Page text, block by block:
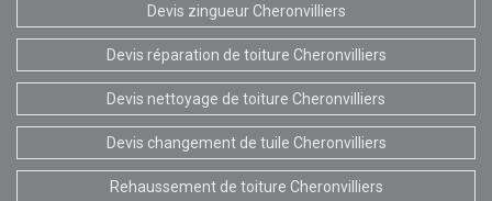
Devis zingueur Cheronvilliers
Devis réparation de toiture Cheronvilliers
Devis nettoyage de toiture Cheronvilliers
Devis changement de tuile Cheronvilliers
Rehaussement de toiture Cheronvilliers